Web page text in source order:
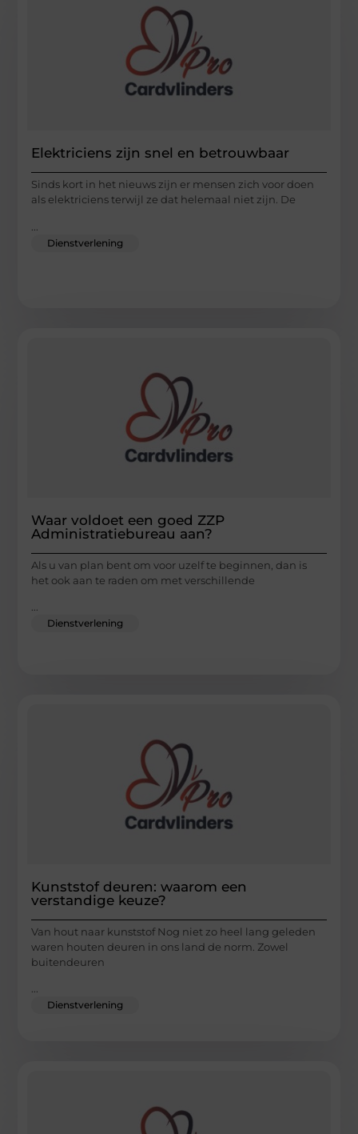
Elektriciens zijn snel en betrouwbaar
Sinds kort in het nieuws zijn er mensen zich voor doen
als elektriciens terwijl ze dat helemaal niet zijn. De
Dienstverlening
Waar voldoet een goed ZZP
Administratiebureau aan?
Als u van plan bent om voor uzelf te beginnen, dan is
het ook aan te raden om met verschillende
Dienstverlening
Kunststof deuren: waarom een
verstandige keuze?
Van hout naar kunststof Nog niet zo heel lang geleden
waren houten deuren in ons land de norm. Zowel
buitendeuren
...
Dienstverlening